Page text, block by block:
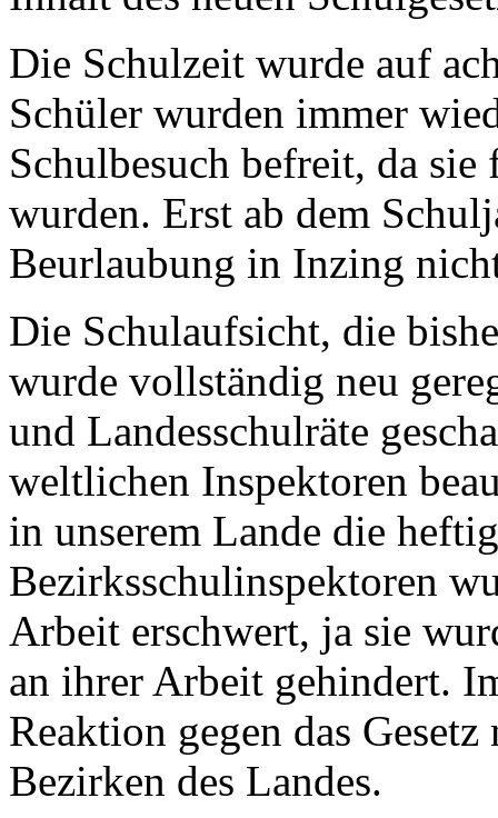
Die Schulzeit wurde auf
Schüler wurden immer
Schulbesuch befreit, da
wurden. Erst ab dem
Beurlaubung in Inzing
Die Schulaufsicht, die
wurde vollständig neu
und Landesschulräte
weltlichen Inspektoren
in unserem Lande die
Bezirksschulinspektoren
Arbeit erschwert, ja sie
an ihrer Arbeit gehindert.
Reaktion gegen das
Bezirken des Landes.